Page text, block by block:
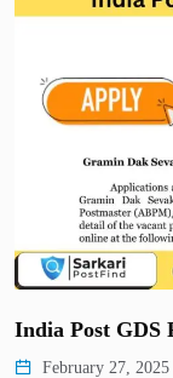
India Post GDS
February 27, 2025